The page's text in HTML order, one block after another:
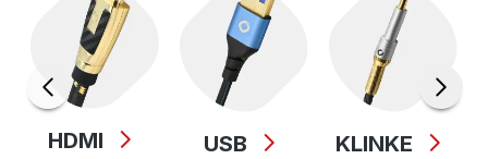
HDMI USB KLINKE